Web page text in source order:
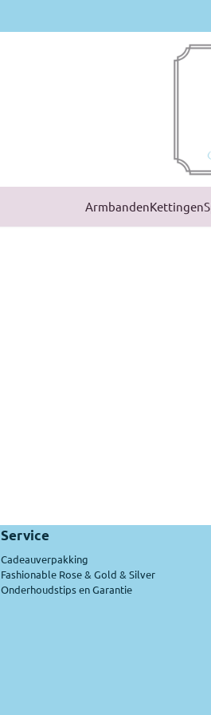
ArmbandenKettingen
Service
Cadeauverpakking
Fashionable Rose & Gold & Silver
Onderhoudstips en Garantie